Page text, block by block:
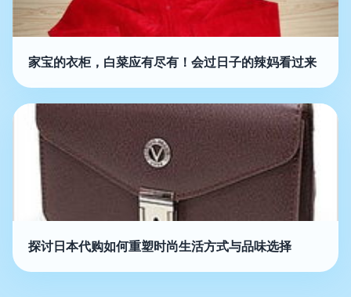
家宝的衣柜，白菜应有尽有！会过日子的辣妈看过来
探讨日本代购如何重塑时尚生活方式与品味选择